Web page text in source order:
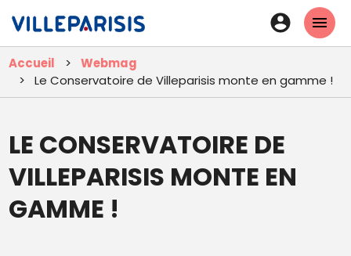
contenu
En-
tête
-
Accueil
Webmag
Le Conservatoire de Villeparisis monte en gamme !
LE CONSERVATOIRE DE
VILLEPARISIS MONTE EN
GAMME !